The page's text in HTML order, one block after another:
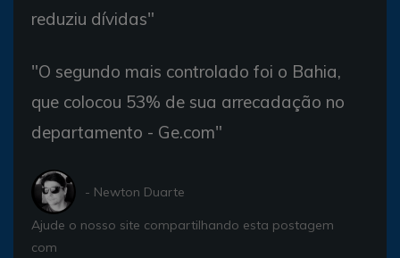
reduziu dívidas"
"O segundo mais controlado foi o Bahia,
que colocou 53% de sua arrecadação no
departamento - Ge.com"
- Newton Duarte
Ajude o nosso site compartilhando esta postagem
com